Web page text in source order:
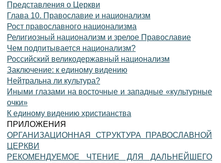
Представления о Церкви
Глава 10. Православие и национализм
Рост православного национализма
Религиозный национализм и зрелое Православие
Чем подпитывается национализм?
Российский великодержавный национализм
Заключение: к единому видению
Нейтральна ли культура?
Иными глазами на восточные и западные «культурные
очки»
К единому видению христианства
ПРИЛОЖЕНИЯ
ОРГАНИЗАЦИОННАЯ СТРУКТУРА ПРАВОСЛАВНОЙ
ЦЕРКВИ
РЕКОМЕНДУЕМОЕ ЧТЕНИЕ ДЛЯ ДАЛЬНЕЙШЕГО